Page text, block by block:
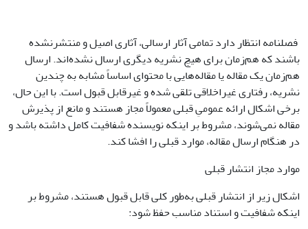
فصلنامه انتظار دارد تمامی آثار ارسالی، آثاری اصیل و منتشرنشده
باشند که هم‌زمان برای هیچ نشریه دیگری ارسال نشده‌اند. ارسال
هم‌زمان یک مقاله یا مقاله‌هایی با محتوای اساساً مشابه به چندین
نشریه، رفتاری غیراخلاقی تلقی شده و غیرقابل قبول است. با این حال،
برخی اشکال ارائه عمومیِ قبلی معمولاً مجاز هستند و مانع از پذیرش
مقاله نمی‌شوند، مشروط بر اینکه نویسنده شفافیت کامل داشته باشد و
در هنگام ارسال مقاله، موارد قبلی را افشا کند.
موارد مجاز انتشار قبلی
اشکال زیر از انتشار قبلی به‌طور کلی قابل قبول هستند، مشروط بر
اینکه شفافیت و استناد مناسب حفظ شود: